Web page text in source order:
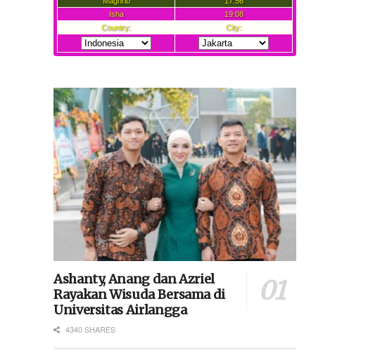
Ashanty, Anang dan Azriel
Rayakan Wisuda Bersama di
Universitas Airlangga
4340 SHARES